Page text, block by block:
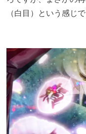
（白目）という感じ